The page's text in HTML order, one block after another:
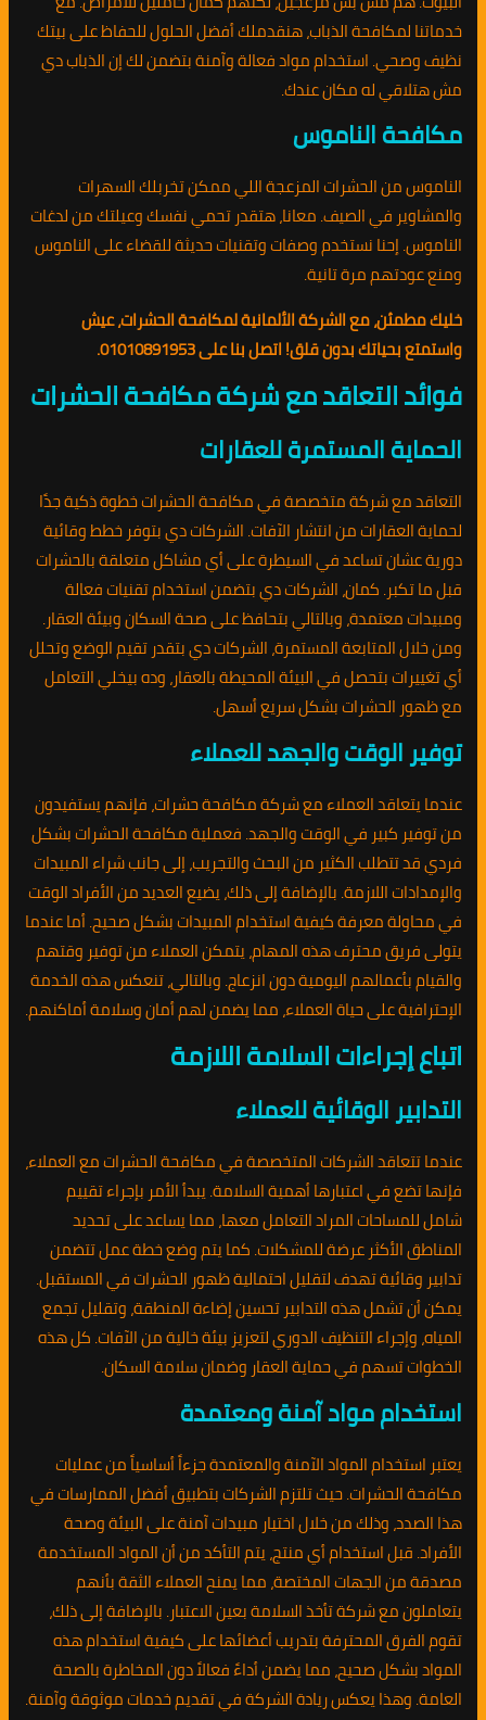
خدماتنا لمكافحة الذباب، هنقدملك أفضل الحلول للحفاظ على بيتك
نظيف وصحي. استخدام مواد فعالة وآمنة بتضمن لك إن الذباب دي
مش هتلاقي له مكان عندك.
مكافحة الناموس
الناموس من الحشرات المزعجة اللي ممكن تخربلك السهرات
والمشاوير في الصيف. معانا، هتقدر تحمي نفسك وعيلتك من لدغات
الناموس. إحنا نستخدم وصفات وتقنيات حديثة للقضاء على الناموس
ومنع عودتهم مرة تانية.
خليك مطمئن، مع الشركة الألمانية لمكافحة الحشرات، عيش
واستمتع بحياتك بدون قلق! اتصل بنا على 01010891953.
فوائد التعاقد مع شركة مكافحة الحشرات
الحماية المستمرة للعقارات
التعاقد مع شركة متخصصة في مكافحة الحشرات خطوة ذكية جدًا
لحماية العقارات من انتشار الآفات. الشركات دي بتوفر خطط وقائية
دورية عشان تساعد في السيطرة على أي مشاكل متعلقة بالحشرات
قبل ما تكبر. كمان، الشركات دي بتضمن استخدام تقنيات فعالة
ومبيدات معتمدة، وبالتالي بتحافظ على صحة السكان وبيئة العقار.
ومن خلال المتابعة المستمرة، الشركات دي بتقدر تقيم الوضع وتحلل
أي تغييرات بتحصل في البيئة المحيطة بالعقار، وده بيخلي التعامل
مع ظهور الحشرات بشكل سريع أسهل.
توفير الوقت والجهد للعملاء
عندما يتعاقد العملاء مع شركة مكافحة حشرات، فإنهم يستفيدون
من توفير كبير في الوقت والجهد. فعملية مكافحة الحشرات بشكل
فردي قد تتطلب الكثير من البحث والتجريب، إلى جانب شراء المبيدات
والإمدادات اللازمة. بالإضافة إلى ذلك، يضيع العديد من الأفراد الوقت
في محاولة معرفة كيفية استخدام المبيدات بشكل صحيح. أما عندما
يتولى فريق محترف هذه المهام، يتمكن العملاء من توفير وقتهم
والقيام بأعمالهم اليومية دون انزعاج. وبالتالي، تنعكس هذه الخدمة
الإحترافية على حياة العملاء، مما يضمن لهم أمان وسلامة أماكنهم.
اتباع إجراءات السلامة اللازمة
التدابير الوقائية للعملاء
عندما تتعاقد الشركات المتخصصة في مكافحة الحشرات مع العملاء،
فإنها تضع في اعتبارها أهمية السلامة. يبدأ الأمر بإجراء تقييم
شامل للمساحات المراد التعامل معها، مما يساعد على تحديد
المناطق الأكثر عرضة للمشكلات. كما يتم وضع خطة عمل تتضمن
تدابير وقائية تهدف لتقليل احتمالية ظهور الحشرات في المستقبل.
يمكن أن تشمل هذه التدابير تحسين إضاءة المنطقة، وتقليل تجمع
المياه، وإجراء التنظيف الدوري لتعزيز بيئة خالية من الآفات. كل هذه
الخطوات تسهم في حماية العقار وضمان سلامة السكان.
استخدام مواد آمنة ومعتمدة
يعتبر استخدام المواد الآمنة والمعتمدة جزءاً أساسياً من عمليات
مكافحة الحشرات. حيث تلتزم الشركات بتطبيق أفضل الممارسات في
هذا الصدد، وذلك من خلال اختيار مبيدات آمنة على البيئة وصحة
الأفراد. قبل استخدام أي منتج، يتم التأكد من أن المواد المستخدمة
مصدقة من الجهات المختصة، مما يمنح العملاء الثقة بأنهم
يتعاملون مع شركة تأخذ السلامة بعين الاعتبار. بالإضافة إلى ذلك،
تقوم الفرق المحترفة بتدريب أعضائها على كيفية استخدام هذه
المواد بشكل صحيح، مما يضمن أداءً فعالاً دون المخاطرة بالصحة
العامة. وهذا يعكس ريادة الشركة في تقديم خدمات موثوقة وآمنة.